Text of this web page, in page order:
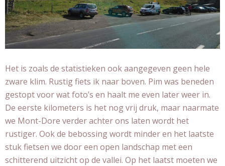
Het is zoals de statistieken ook aangegeven geen hele
zware klim. Rustig fiets ik naar boven. Pim was beneden
gestopt voor wat foto’s en haalt me even later weer in.
De eerste kilometers is het nog vrij druk, maar naarmate
we Mont-Dore verder achter ons laten wordt het
rustiger. Ook de bebossing wordt minder en het laatste
stuk fietsen we door een open landschap met een
schitterend uitzicht op de vallei. Op het laatst moeten we